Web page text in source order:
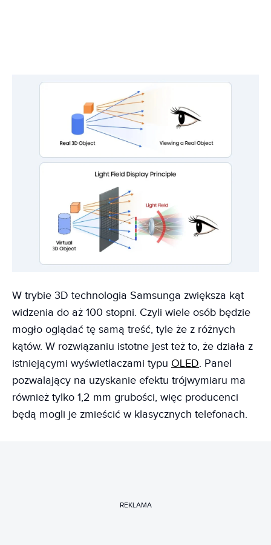
W trybie 3D technologia Samsunga zwiększa kąt
widzenia do aż 100 stopni. Czyli wiele osób będzie
mogło oglądać tę samą treść, tyle że z różnych
kątów. W rozwiązaniu istotne jest też to, że działa z
istniejącymi wyświetlaczami typu OLED. Panel
pozwalający na uzyskanie efektu trójwymiaru ma
również tylko 1,2 mm grubości, więc producenci
będą mogli je zmieścić w klasycznych telefonach.
REKLAMA